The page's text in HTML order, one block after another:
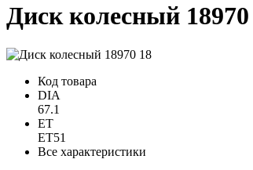
Диск колесный
Код товара
DIA
67.1
ET
ET51
Все характеристики